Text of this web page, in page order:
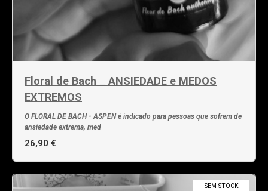
Floral de Bach _ ANSIEDADE e MEDOS
EXTREMOS
O FLORAL DE BACH - ASPEN é indicado para pessoas que sofrem de
ansiedade extrema, med
26,90 €
SEM STOCK